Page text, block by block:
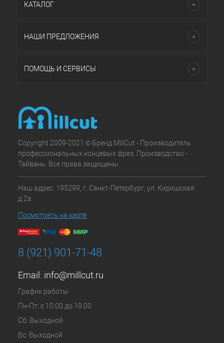
КАТАЛОГ
НАШИ ПРЕДЛОЖЕНИЯ
ПОМОЩЬ И СЕРВИСЫ
Copyright 2009-2021 © Бренд MillCut - Производитель
профессиональных концевых фрез. Производство -
Тайвань. Все права защищены.
Наш адрес: 195299, г. Санкт-Петербург, ул. Киришская.
д.2а
Посмотреть на карте
8 (921) 901-71-48
Email: info@millcut.ru
График работы
Пн-Пт: с 10:00 до 19:00
Сб: Выходной
Вс: Выходной